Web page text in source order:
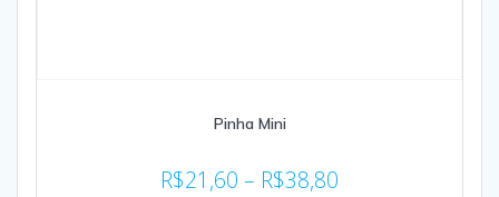
Pinha Mini
R$21,60 – R$38,80